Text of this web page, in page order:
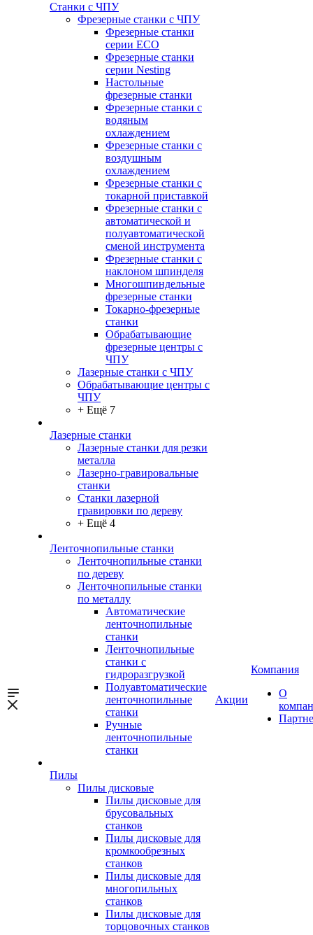
Станки с ЧПУ
Фрезерные станки с ЧПУ
Фрезерные станки
серии ECO
Фрезерные станки
серии Nesting
Настольные
фрезерные станки
Фрезерные станки с
водяным
охлаждением
Фрезерные станки с
воздушным
охлаждением
Фрезерные станки с
токарной приставкой
Фрезерные станки с
автоматической и
полуавтоматической
сменой инструмента
Фрезерные станки с
наклоном шпинделя
Многошпиндельные
фрезерные станки
Токарно-фрезерные
станки
Обрабатывающие
фрезерные центры с
ЧПУ
Лазерные станки с ЧПУ
Обрабатывающие центры с
ЧПУ
+ Ещё 7
Лазерные станки
Лазерные станки для резки
металла
Лазерно-гравировальные
станки
Станки лазерной
гравировки по дереву
+ Ещё 4
Ленточнопильные станки
Ленточнопильные станки
по дереву
Ленточнопильные станки
по металлу
Автоматические
ленточнопильные
станки
Ленточнопильные
станки с
гидроразгрузкой
Полуавтоматические
ленточнопильные
станки
Ручные
ленточнопильные
станки
Пилы
Пилы дисковые
Пилы дисковые для
брусовальных
станков
Пилы дисковые для
кромкообрезных
станков
Пилы дисковые для
многопильных
станков
Пилы дисковые для
торцовочных станков
Акции
Компания
О